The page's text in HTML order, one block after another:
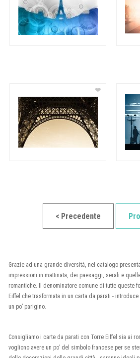
❤
< Precedente
Grazie ad una grande diversità, nel catalogo
impressioni in mattinata, dei paesaggi, serali e
romantiche. Il denominatore comune di tutte queste
Eiffel che trasformata in un carta da parati -
un po’ parigino.
Consigliamo i carte da parati con Torre Eiffel sia ai
vogliono avere un po’ del simbolo francese per se